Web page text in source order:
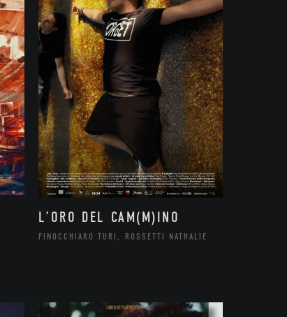
L’ORO DEL CAM(M)INO
FINOCCHIARO TURI, ROSSETTI NATHALIE